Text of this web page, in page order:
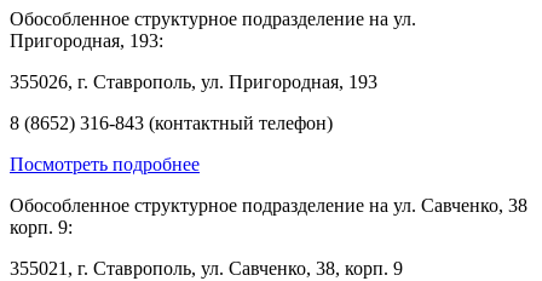
Обособленное структурное подразделение на ул.
Пригородная, 193:
355026, г. Ставрополь, ул. Пригородная, 193
8 (8652) 316-843 (контактный телефон)
Посмотреть подробнее
Обособленное структурное подразделение на ул. Савченко, 38
корп. 9:
355021, г. Ставрополь, ул. Савченко, 38, корп. 9